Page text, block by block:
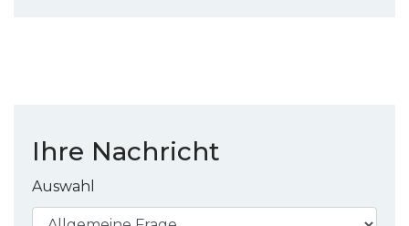
Ihre Nachricht
Auswahl